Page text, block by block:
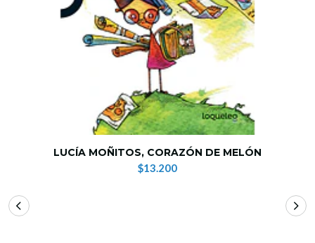
LUCÍA MOÑITOS, CORAZÓN DE MELÓN
$13.200